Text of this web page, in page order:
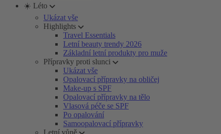
☀️ Léto
Ukázat vše
Highlights
Travel Essentials
Letní beauty trendy 2026
Základní letní produkty pro muže
Přípravky proti slunci
Ukázat vše
Opalovací přípravky na obličej
Make-up s SPF
Opalovací přípravky na tělo
Vlasová péče se SPF
Po opalování
Samoopalovací přípravky
Letní vůně